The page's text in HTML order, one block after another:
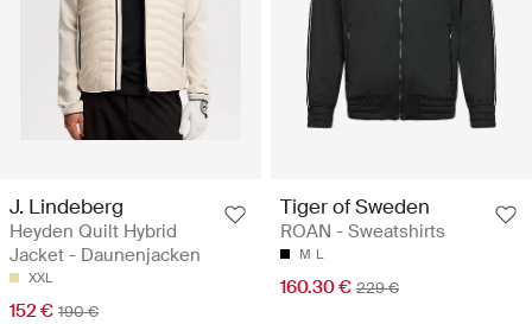
J. Lindeberg
Heyden Quilt Hybrid
Jacket - Daunenjacken
XXL
152 € 190 €
Tiger of Sweden
ROAN - Sweatshirts
M L
160.30 € 229 €